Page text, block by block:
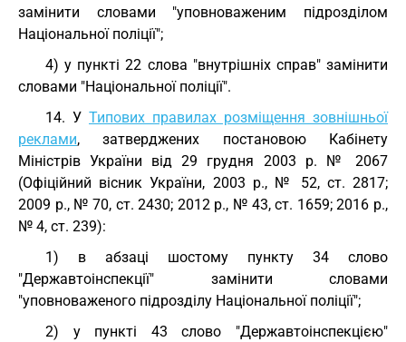
замінити словами "уповноваженим підрозділом
Національної поліції";
4) у пункті 22 слова "внутрішніх справ" замінити
словами "Національної поліції".
14. У Типових правилах розміщення зовнішньої
реклами, затверджених постановою Кабінету
Міністрів України від 29 грудня 2003 р. № 2067
(Офіційний вісник України, 2003 p., № 52, ст. 2817;
2009 р., № 70, ст. 2430; 2012 р., № 43, ст. 1659; 2016 р.,
№ 4, ст. 239):
1) в абзаці шостому пункту 34 слово
"Державтоінспекції" замінити словами
"уповноваженого підрозділу Національної поліції";
2) у пункті 43 слово "Державтоінспекцією"